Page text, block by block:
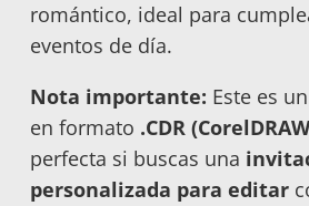
romántico, ideal para
eventos de día.
Nota importante: Este es
en formato .CDR
perfecta si buscas una
personalizada para editar